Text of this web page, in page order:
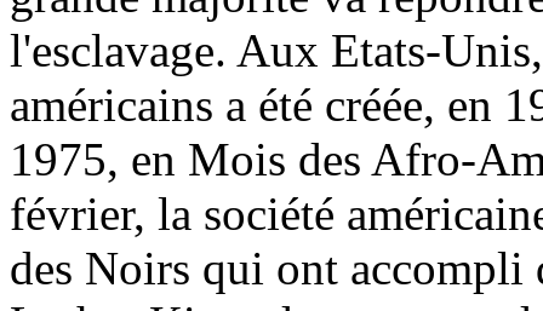
l'esclavage. Aux Etats-
américains a été créée, en
1975, en Mois des Afro-
février, la société
des Noirs qui ont accompli